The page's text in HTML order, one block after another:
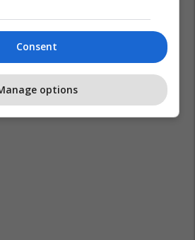
Consent
options